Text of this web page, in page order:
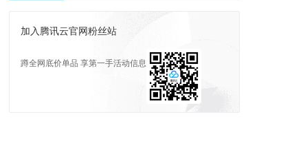
加入腾讯云官网粉丝站
蹲全网底价单品 享第一手活动信息